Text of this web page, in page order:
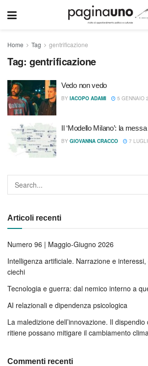
Home Tag gentrificazione
Tag: gentrificazione
Vedo non vedo
BY IACOPO ADAMI 5 GENNAIO
Il ‘Modello Milano’: la
BY GIOVANNA CRACCO 7
Articoli recenti
Numero 96 | Maggio-Giugno 2026
Intelligenza artificiale. Narrazione e
ciechi
Tecnologia e guerra: dal nemico interno a
AI relazionali e dipendenza psicologica
La maledizione dell’innovazione. Il
ritiene possano mitigare il cambiamento
Commenti recenti